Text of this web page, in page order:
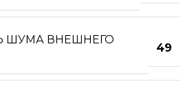
ШУМА ВНЕШНЕГО
49